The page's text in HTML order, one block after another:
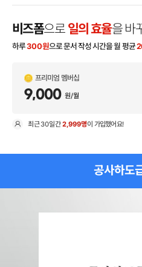
비즈폼으로 일의 효율을 바
하루300원으로 문서 작성 시간을 월 평균
프리미엄 멤버십
9,000 원/월
최근30일간2,999명이 가입했어요!
공사하도